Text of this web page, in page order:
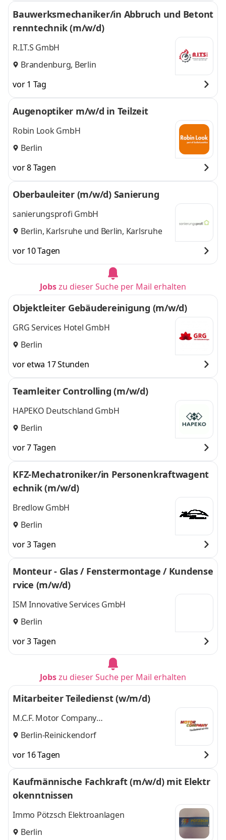
Bauwerksmechaniker/in Abbruch und Betont
renntechnik (m/w/d)
R.I.T.S GmbH
Brandenburg, Berlin
vor 1 Tag
Augenoptiker m/w/d in Teilzeit
Robin Look GmbH
Berlin
vor 8 Tagen
Oberbauleiter (m/w/d) Sanierung
sanierungsprofi GmbH
Berlin, Karlsruheund Berlin, Karlsruhe
vor 10 Tagen
Jobszu dieser Suche per Mail erhalten
Objektleiter Gebäudereinigung (m/w/d)
GRG Services Hotel GmbH
Berlin
vor etwa 17 Stunden
Teamleiter Controlling (m/w/d)
HAPEKO Deutschland GmbH
Berlin
vor 7 Tagen
KFZ-Mechatroniker/in Personenkraftwagent
echnik (m/w/d)
Bredlow GmbH
Berlin
vor 3 Tagen
Monteur - Glas / Fenstermontage / Kundense
rvice (m/w/d)
ISM Innovative Services GmbH
Berlin
vor 3 Tagen
Jobszu dieser Suche per Mail erhalten
Mitarbeiter Teiledienst (w/m/d)
M.C.F. Motor Company
Fahrzeugvertriebsges. mbH
Berlin-Reinickendorf
vor 16 Tagen
Kaufmännische Fachkraft (m/w/d) mit Elektr
okenntnissen
Immo Pötzsch Elektroanlagen
Berlin